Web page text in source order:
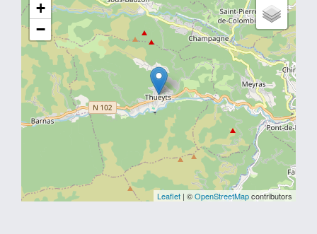
+
−
Leaflet | ©OpenStreetMapcontributors